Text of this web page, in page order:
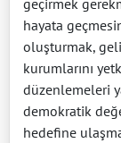
hayata
oluşturmak,
kurumlarını
düzenlemeleri
demokratik
hedefine